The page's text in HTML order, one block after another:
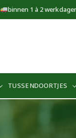
binnen 1 à 2
TUSSENDOORTJES